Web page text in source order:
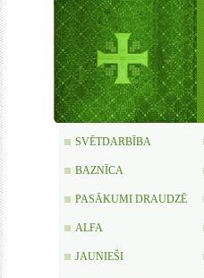
SVĒTDARBĪBA
BAZNĪCA
PASĀKUMI DRAUDZĒ
ALFA
JAUNIEŠI